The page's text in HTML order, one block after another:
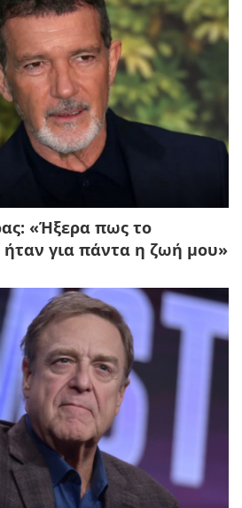
«Ήξερα πως το
ήταν για πάντα η ζωή μου»